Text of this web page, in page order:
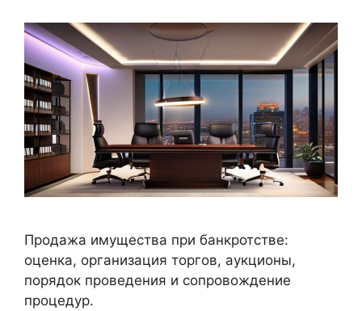
Продажа имущества при банкротстве:
оценка, организация торгов, аукционы,
порядок проведения и сопровождение
процедур.